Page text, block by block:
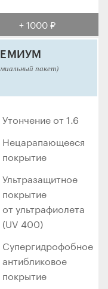
+ 1000 ₽
пакет)
Утончение от 1.6
Нецарапающееся
покрытие
Ультразащитное
покрытие
от ультрафиолета
(UV 400)
Супергидрофобное
антибликовое
покрытие